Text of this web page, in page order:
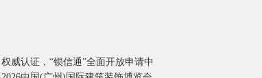
权威认证，“锁信通”全面开放申请中